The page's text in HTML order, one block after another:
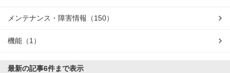
メンテナンス・障害情報 （150）
機能 （1）
最新の記事6件まで表示